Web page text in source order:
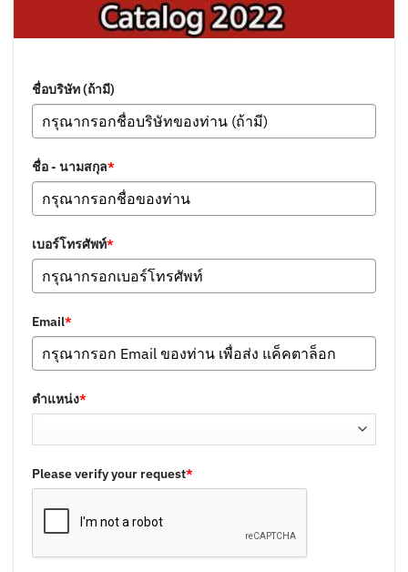
ชื่อบริษัท (ถ้ามี)
ชื่อ - นามสกุล*
เบอร์โทรศัพท์*
Email*
ตำแหน่ง*
Please verify your request*